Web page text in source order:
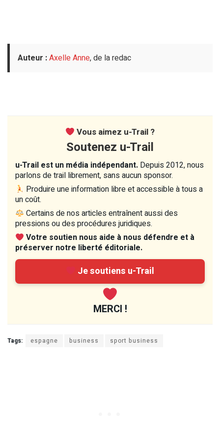
Auteur :Axelle Anne, de la redac
Vous aimez u-Trail ?
Soutenez u-Trail
u-Trail est un média indépendant. Depuis 2012, nous
parlons de trail librement, sans aucun sponsor.
Produire une information libre et accessible à tous a
un coût.
Certains de nos articles entraînent aussi des
pressions ou des procédures juridiques.
Votre soutien nous aide à nous défendre et à
préserver notre liberté éditoriale.
Je soutiens u-Trail
MERCI !
Tags: espagne business sport business